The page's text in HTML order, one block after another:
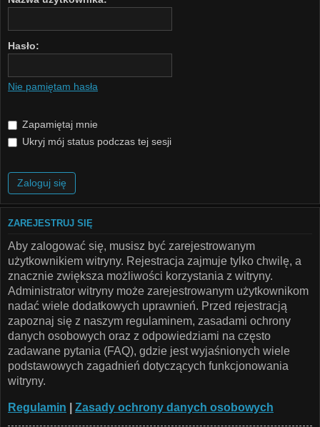
Hasło:
Nie pamiętam hasła
Zapamiętaj mnie
Ukryj mój status podczas tej sesji
ZAREJESTRUJ SIĘ
Aby zalogować się, musisz być zarejestrowanym
użytkownikiem witryny. Rejestracja zajmuje tylko chwilę, a
znacznie zwiększa możliwości korzystania z witryny.
Administrator witryny może zarejestrowanym użytkownikom
nadać wiele dodatkowych uprawnień. Przed rejestracją
zapoznaj się z naszym regulaminem, zasadami ochrony
danych osobowych oraz z odpowiedziami na często
zadawane pytania (FAQ), gdzie jest wyjaśnionych wiele
podstawowych zagadnień dotyczących funkcjonowania
witryny.
Regulamin Zasady ochrony danych osobowych